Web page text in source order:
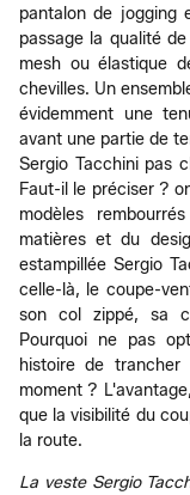
pantalon de jogging
passage la qualité
mesh ou élastique
chevilles. Un
évidemment une
avant une partie de
Sergio Tacchini pas
Faut-il le préciser ?
modèles
matières et du
estampillée Sergio
celle-là, le coupe-
son col zippé, sa
Pourquoi ne pas
histoire de
moment ?
que la visibilité du
la route.
La veste Sergio